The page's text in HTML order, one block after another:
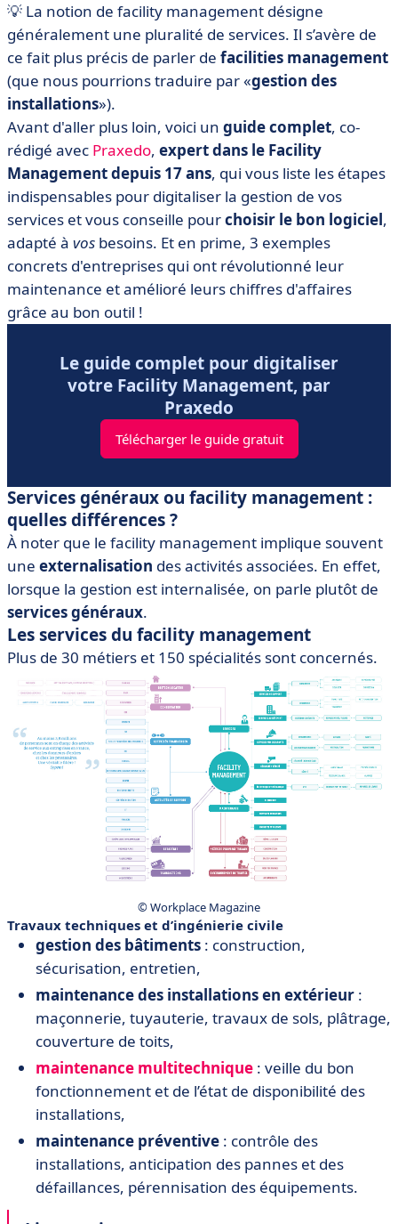
💡 La notion de facility management désigne
généralement une pluralité de services. Il s’avère de
ce fait plus précis de parler de facilities management
(que nous pourrions traduire par «gestion des
installations»).
Avant d'aller plus loin, voici un guide complet, co-
rédigé avec Praxedo, expert dans le Facility
Management depuis 17 ans, qui vous liste les étapes
indispensables pour digitaliser la gestion de vos
services et vous conseille pourchoisir le bon logiciel,
adapté à vos besoins. Et en prime, 3 exemples
concrets d'entreprises qui ont révolutionné leur
maintenance et amélioré leurs chiffres d'affaires
grâce au bon outil !
Le guide complet pour digitaliser
votre Facility Management, par
Praxedo
Télécharger le guide gratuit
Services généraux ou facility management :
quelles différences ?
À noter que le facility management implique souvent
une externalisation des activités associées. En effet,
lorsque la gestion est internalisée, on parle plutôt de
services généraux.
Les services du facility management
Plus de 30 métiers et 150 spécialités sont concernés.
© Workplace Magazine
Travaux techniques et d’ingénierie civile
gestion des bâtiments : construction,
sécurisation, entretien,
maintenance des installations en extérieur :
maçonnerie, tuyauterie, travaux de sols, plâtrage,
couverture de toits,
maintenance multitechnique : veille du bon
fonctionnement et de l’état de disponibilité des
installations,
maintenance préventive : contrôle des
installations, anticipation des pannes et des
défaillances, pérennisation des équipements.